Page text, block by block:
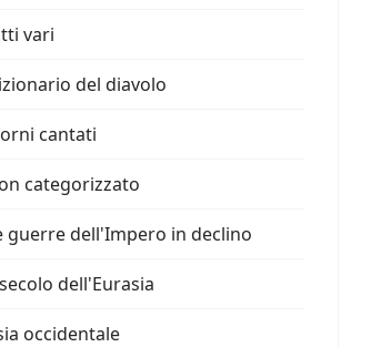
vari
del diavolo
cantati
categorizzato
guerre dell'Impero in declino
dell'Eurasia
occidentale